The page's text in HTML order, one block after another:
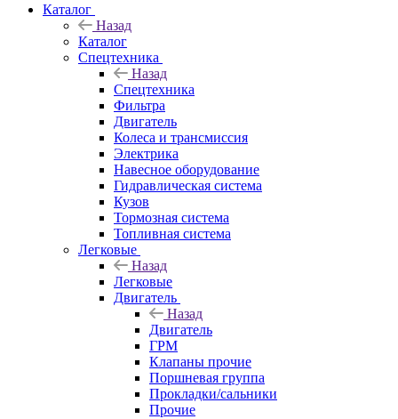
Каталог
Назад
Каталог
Спецтехника
Назад
Спецтехника
Фильтра
Двигатель
Колеса и трансмиссия
Электрика
Навесное оборудование
Гидравлическая система
Кузов
Тормозная система
Топливная система
Легковые
Назад
Легковые
Двигатель
Назад
Двигатель
ГРМ
Клапаны прочие
Поршневая группа
Прокладки/сальники
Прочие